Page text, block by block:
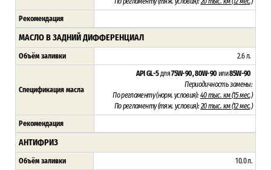
Рекомендация
МАСЛО В ЗАДНИЙ ДИФФЕРЕНЦИАЛ
Объём заливки 2.6 л.
Спецификация масла
API GL-5для75W-90, 80W-90 или85W-90
Периодичность замены:
По регламенту (норм. условия):40 тыс. км (15 мес.)
По регламенту (тяж. условия):20 тыс. км (12 мес.)
Рекомендация
АНТИФРИЗ
Объём заливки 10.0 л.